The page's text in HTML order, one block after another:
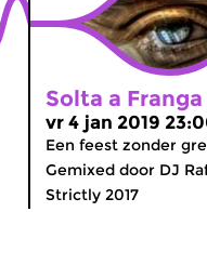
Solta a Franga
vr 4 jan 2019
Een feest zonder
Gemixed door DJ
Strictly 2017